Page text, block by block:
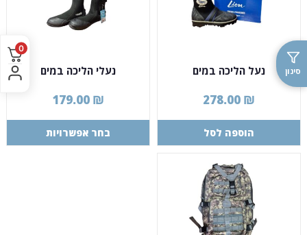
סינון נעל הליכה במים
278.00 ₪
הוספה לסל
נעלי הליכה במים
179.00 ₪
בחר אפשרויות
0